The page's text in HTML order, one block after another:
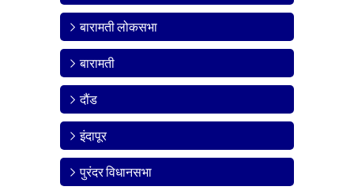
बारामती लोकसभा
बारामती
दौंड
इंदापूर
पुरंदर विधानसभा